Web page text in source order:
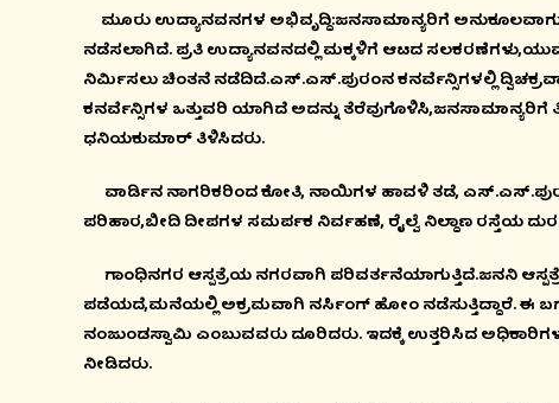
ಮೂರು ಉದ್ಯಾನವನಗಳ ಅಭಿವೃದ್ದಿ:ಜನಸಾಮಾನ್ಯರಿಗೆ
ನಡೆಸಲಾಗಿದೆ. ಪ್ರತಿ ಉದ್ಯಾನವನದಲ್ಲಿ ಮಕ್ಕಳಿಗೆ ಆಟದ
ನಿರ್ಮಿಸಲು ಚಿಂತನೆ ನಡೆದಿದೆ.ಎಸ್.ಎಸ್.ಪುರಂನ ಕನರ್ವೆನ್ಸಿಗಳಲ್ಲಿ
ಕನರ್ವೆನ್ಸಿಗಳ ಒತ್ತುವರಿ ಯಾಗಿದೆ ಅದನ್ನು
ಧನಿಯಕುಮಾರ್ ತಿಳಿಸಿದರು.
ವಾರ್ಡಿನ ನಾಗರಿಕರಿಂದ ಕೋತಿ, ನಾಯಿಗಳ ಹಾವಳಿ ತಡೆ, ಎಸ್.ಎಸ್.ಪುರಂ
ಪರಿಹಾರ,ಬೀದಿ ದೀಪಗಳ ಸಮರ್ಪಕ ನಿರ್ವಹಣೆ, ರೈಲ್ವೆ ನಿಲ್ದಾಣ ರಸ್ತೆಯ
ಗಾಂಧಿನಗರ ಆಸ್ಪತ್ರೆಯ ನಗರವಾಗಿ ಪರಿವರ್ತನೆಯಾಗುತ್ತಿದೆ.ಜನನಿ
ಪಡೆಯದೆ,ಮನೆಯಲ್ಲಿ ಅಕ್ರಮವಾಗಿ ನರ್ಸಿಂಗ್ ಹೋಂ ನಡೆಸುತ್ತಿದ್ದಾರೆ. ಈ
ನಂಜುಂಡಸ್ವಾಮಿ ಎಂಬುವವರು ದೂರಿದರು. ಇದಕ್ಕೆ ಉತ್ತರಿಸಿದ
ನೀಡಿದರು.